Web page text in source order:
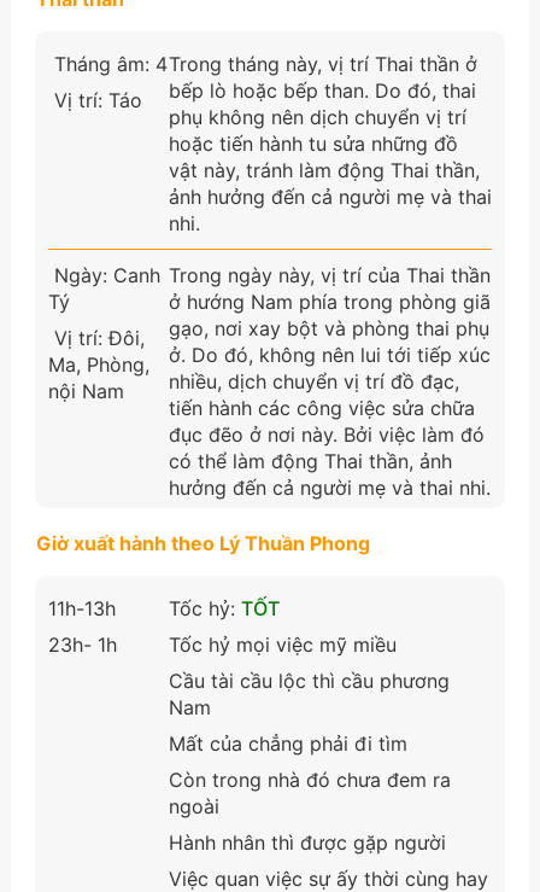
Tháng âm: 4
Vị trí: Táo
Trong tháng này, vị trí Thai thần ở
bếp lò hoặc bếp than. Do đó, thai
phụ không nên dịch chuyển vị trí
hoặc tiến hành tu sửa những đồ
vật này, tránh làm động Thai thần,
ảnh hưởng đến cả người mẹ và thai
nhi.
Ngày: Canh
Tý
Vị trí: Đôi,
Ma, Phòng,
nội Nam
Trong ngày này, vị trí của Thai thần
ở hướng Nam phía trong phòng giã
gạo, nơi xay bột và phòng thai phụ
ở. Do đó, không nên lui tới tiếp xúc
nhiều, dịch chuyển vị trí đồ đạc,
tiến hành các công việc sửa chữa
đục đẽo ở nơi này. Bởi việc làm đó
có thể làm động Thai thần, ảnh
hưởng đến cả người mẹ và thai nhi.
Giờ xuất hành theo Lý Thuần Phong
11h-13h
23h- 1h
Tốc hỷ: TỐT
Tốc hỷ mọi việc mỹ miều
Cầu tài cầu lộc thì cầu phương
Nam
Mất của chẳng phải đi tìm
Còn trong nhà đó chưa đem ra
ngoài
Hành nhân thì được gặp người
Việc quan việc sự ấy thời cùng hay